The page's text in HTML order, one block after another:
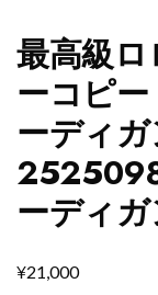
最高級
ーコピ
ーディ
ーディ
¥21,000